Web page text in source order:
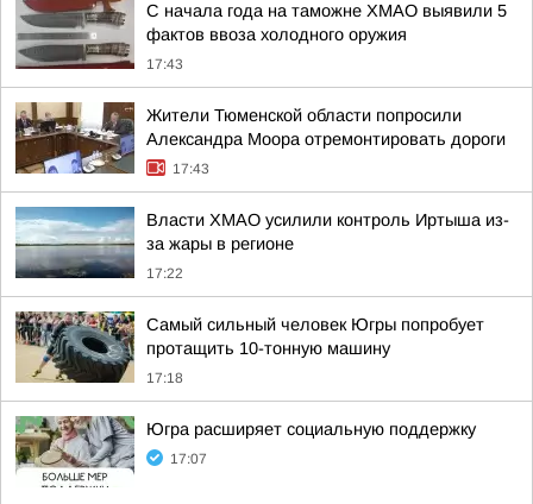
С начала года на таможне ХМАО выявили 5
фактов ввоза холодного оружия
17:43
Жители Тюменской области попросили
Александра Моора отремонтировать дороги
17:43
Власти ХМАО усилили контроль Иртыша из-
за жары в регионе
17:22
Самый сильный человек Югры попробует
протащить 10-тонную машину
17:18
Югра расширяет социальную поддержку
17:07